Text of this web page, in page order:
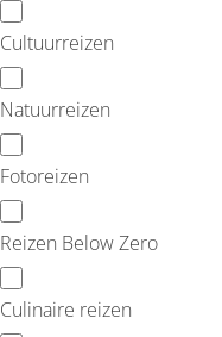
Cultuurreizen
Natuurreizen
Fotoreizen
Reizen Below Zero
Culinaire reizen